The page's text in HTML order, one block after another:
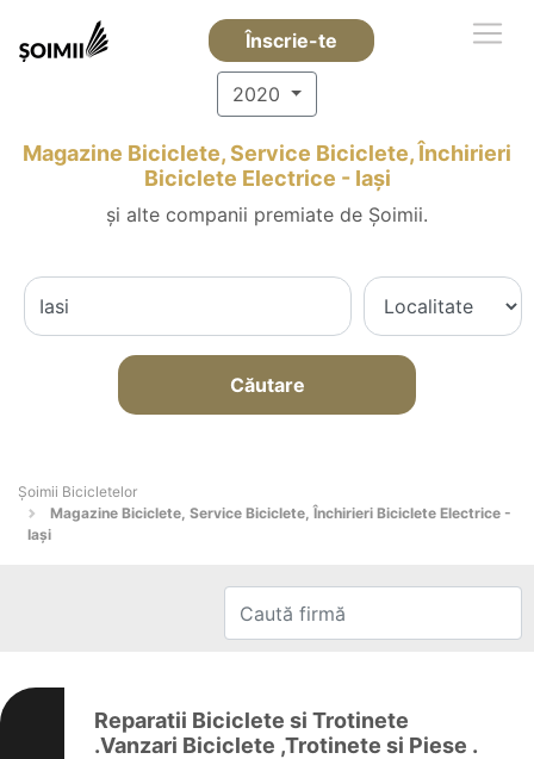
Înscrie-te
2020
Magazine Biciclete, Service Biciclete, Închirieri
Biciclete Electrice - Iaşi
și alte companii premiate de Șoimii.
Căutare
Șoimii Bicicletelor
Magazine Biciclete, Service Biciclete, Închirieri Biciclete Electrice -
Iaşi
Reparatii Biciclete si Trotinete
.Vanzari Biciclete ,Trotinete si Piese .